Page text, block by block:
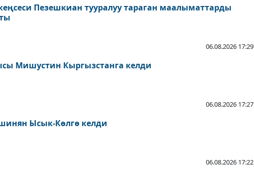
Пезешкиан тууралуу тараган маалыматтарды
06.08.2026 17:29
Мишустин Кыргызстанга келди
06.08.2026 17:27
Ысык-Көлгө келди
06.08.2026 17:22